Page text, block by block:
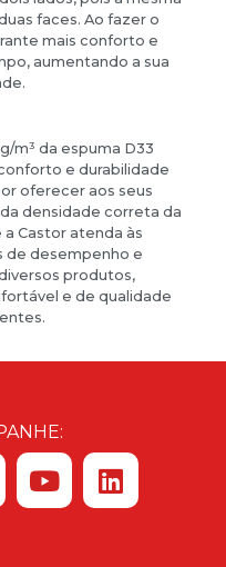
faces. Ao fazer o
mais conforto e
aumentando a sua
m³ da espuma D33
e durabilidade
oferecer aos seus
densidade correta da
Castor atenda às
de desempenho e
produtos,
e de qualidade